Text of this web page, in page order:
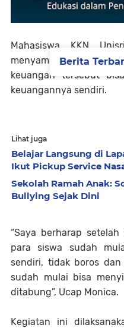
Mahasiswa KKN
menyampaikan
keuangan tersebut
keuangannya sendiri.
Lihat juga
Belajar Langsung di
Ikut Pickup Service
Sekolah Ramah Anak:
Bullying Sejak Dini
“Saya berharap
para siswa sudah
sendiri, tidak boros
sudah mulai bisa
ditabung”, Ucap Monica.
Kegiatan ini
Berita